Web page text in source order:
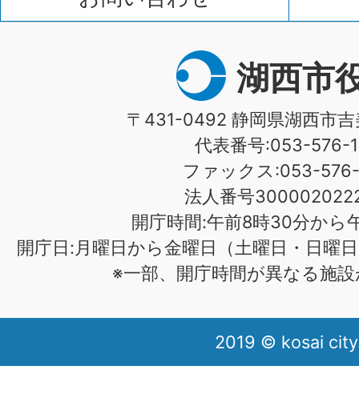
湖西市
〒431-0492 静岡県湖西市
代表番号:053-576-
ファックス:053-576-
法人番号
開庁時間:午前8時30分から
開庁日:月曜日から金曜日（土曜日・日曜
※一部、開庁時間が異なる施
2019 © kosai